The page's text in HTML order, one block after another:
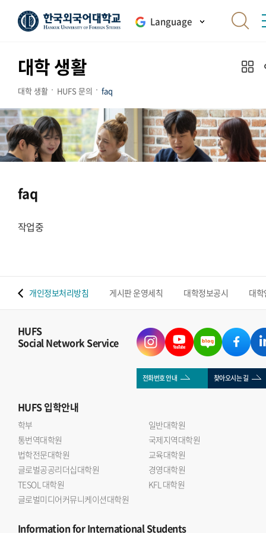
Language
대학 생활
대학 생활 HUFS 문의 faq
faq
작업중
개인정보처리방침 게시판 운영세칙 대학정보공시 대
HUFS
Social Network Service
전화번호 안내 찾아오시는 길
HUFS입학안내
학부
일반대학원
통번역대학원
국제지역대학원
법학전문대학원
교육대학원
글로벌공공리더십대학원
경영대학원
TESOL 대학원
KFL 대학원
글로벌미디어커뮤니케이션대학원
Informationfor International Students